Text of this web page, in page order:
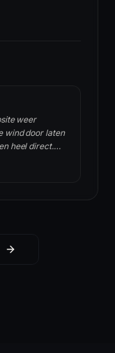
weer
wind door laten
heel direct.
een heel